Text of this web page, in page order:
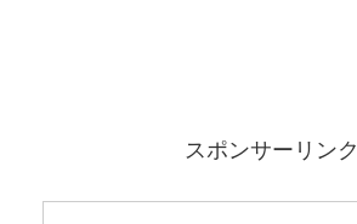
スポンサーリンク